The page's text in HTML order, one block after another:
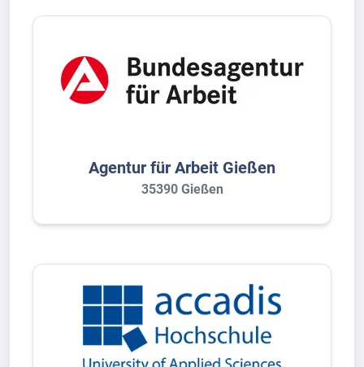
Agentur für Arbeit Gießen
35390 Gießen